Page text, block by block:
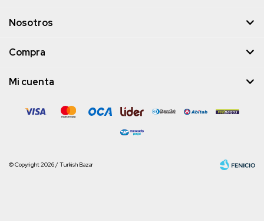
Nosotros
Compra
Mi cuenta
© Copyright 2026 / Turkish Bazar